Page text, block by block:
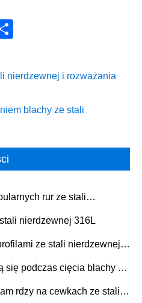
nierdzewnej i rozważania
blachy ze stali
rur ze stali
nierdzewnej 316L
ze stali nierdzewnej
się podczas cięcia blachy ze
rdzy na cewkach ze stali